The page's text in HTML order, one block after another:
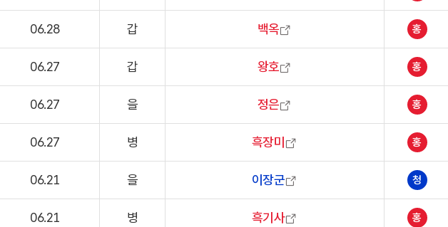
06.28 갑 백옥 홍
06.27 갑 왕호 홍
06.27 을 정은 홍
06.27 병 흑장미 홍
06.21 을 이장군 청
06.21 병 흑기사 홍